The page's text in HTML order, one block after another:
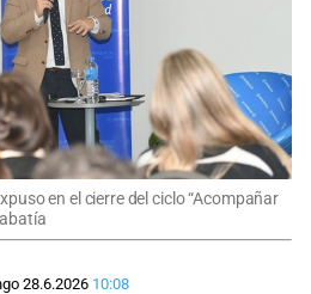
en el cierre del ciclo “Acompañar
28.6.2026 10:08